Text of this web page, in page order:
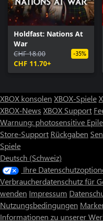
Holdfast: Nations At
War
CHF 18.00
CHF 11.70+
-35%
XBOX konsolen XBOX-Spiele
XBOX-News XBOX Support
Warnung: photosensitive
Store-Support Rückgaben
Spiele
Deutsch (Schweiz)
Ihre
Verbraucherdatenschutz für
wenden Impressum
Nutzungsbedingungen
Informationen zu unserer